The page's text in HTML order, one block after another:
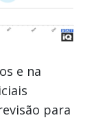
e na
para